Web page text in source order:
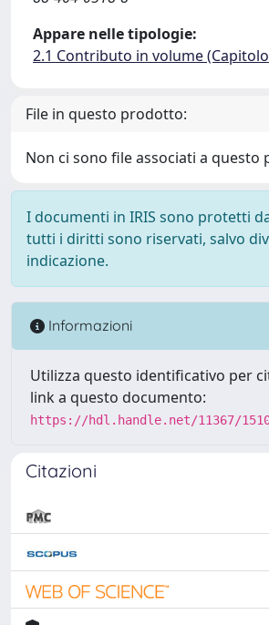
Appare nelle tipologie:
2.1 Contributo in volume
File in questo prodotto:
Non ci sono file associati a questo
I documenti in IRIS sono protetti
tutti i diritti sono riservati, salvo
indicazione.
Informazioni
Utilizza questo identificativo per
link a questo documento:
https://hdl.handle.net/11367/
Citazioni